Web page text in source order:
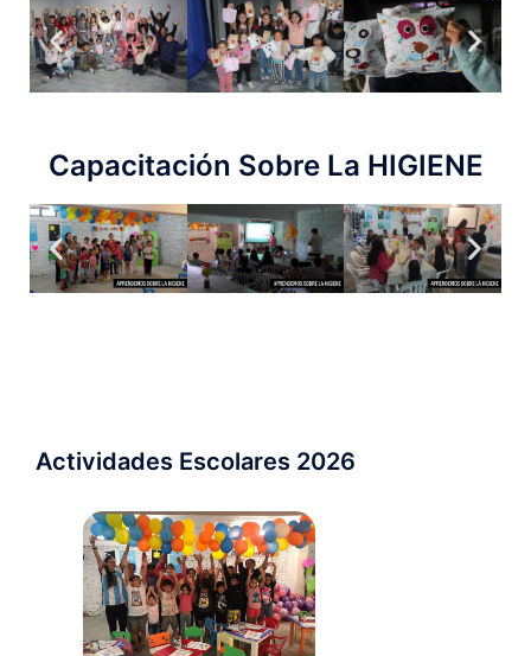
Capacitación Sobre La HIGIENE
Actividades Escolares 2026 ​